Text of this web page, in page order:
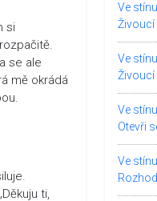
si
se ale
mě okrádá
ti,
Ve
Živoucí
Ve
Živoucí
Ve
Otevři
Ve